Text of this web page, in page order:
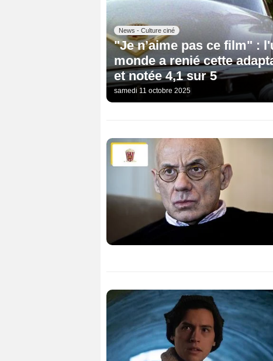
News - Culture ciné
"Je n’aime pas ce film" :
monde a renié cette
et notée 4,1 sur 5
samedi 11 octobre 2025